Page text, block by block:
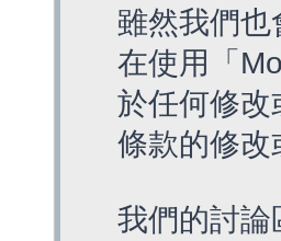
雖然我們
在使用「
於任何修改
條款的修改
我們的討